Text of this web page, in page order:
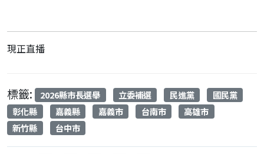
現正直播
標籤: 2026縣市長選舉 立委補選 民進黨
國民黨
彰化縣
嘉義縣 嘉義市 台南市
高雄市
新竹縣
台中市